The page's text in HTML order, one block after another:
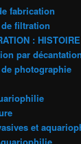
fabrication
filtration
:
par
photographie
et